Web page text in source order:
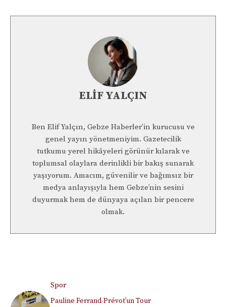
ELIF YALÇIN
Ben Elif Yalçın, Gebze Haberler’in kurucusu ve
genel yayın yönetmeniyim. Gazetecilik
tutkumu yerel hikâyeleri görünür kılarak ve
toplumsal olaylara derinlikli bir bakış sunarak
yaşıyorum. Amacım, güvenilir ve bağımsız bir
medya anlayışıyla hem Gebze’nin sesini
duyurmak hem de dünyaya açılan bir pencere
olmak.
Spor
Pauline Ferrand-Prévot’un Tour